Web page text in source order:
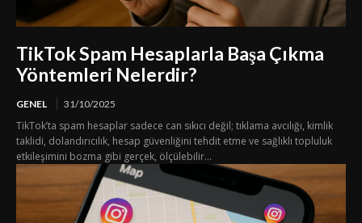
TikTok Spam Hesaplarla Başa Çıkma
Yöntemleri Nelerdir?
GENEL 31/10/2025
TikTok’ta spam hesaplar sadece can sıkıcı değil; tıklama avcılığı, kimlik
taklidi, dolandırıcılık, hesap güvenliğini tehdit etme ve sağlıklı topluluk
etkileşimini bozma gibi gerçek, ölçülebilir...